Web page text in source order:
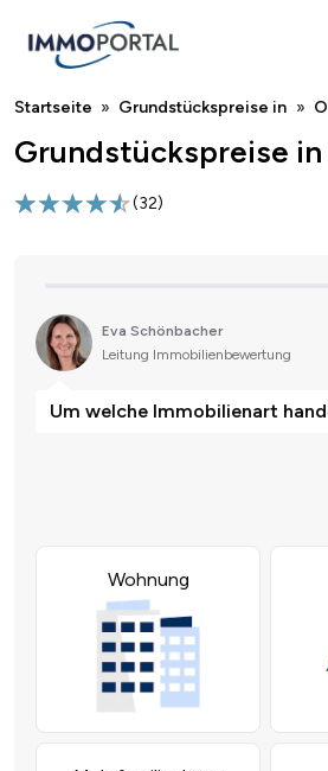
Breadcrumb
Startseite Grundstückspreise in
Grundstückspreise
(32)